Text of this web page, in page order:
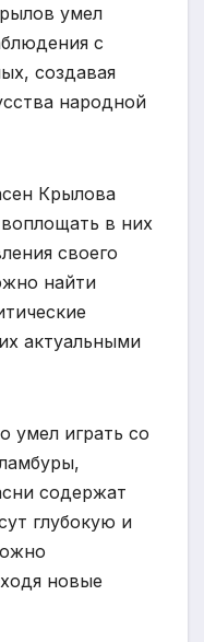
умел
с
создавая
народной
Крылова
воплощать в них
своего
найти
актуальными
умел играть со
содержат
глубокую и
новые